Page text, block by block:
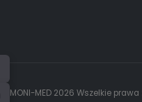
© MONI-MED 2026 Wszelkie